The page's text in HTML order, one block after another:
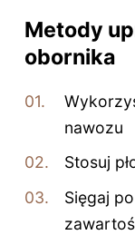
Metody
obornika
nawozu
Stosuj
Sięgaj